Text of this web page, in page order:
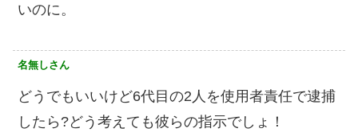
いのに。
名無しさん
どうでもいいけど6代目の2人を使用者責任で逮捕
したら?どう考えても彼らの指示でしょ！